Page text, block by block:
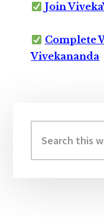
Join
Complete
Vivekananda
Sidebar
this
website